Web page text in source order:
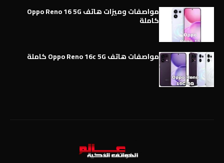
مواصفات وميزات هاتف Oppo Reno 16 5G
كاملة
مواصفات هاتف Oppo Reno 16c 5G كاملة